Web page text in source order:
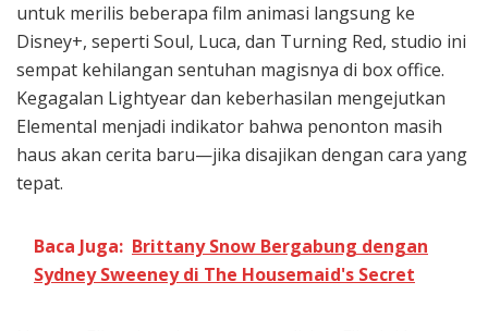
untuk merilis beberapa film animasi langsung ke
Disney+, seperti Soul, Luca, dan Turning Red, studio ini
sempat kehilangan sentuhan magisnya di box office.
Kegagalan Lightyear dan keberhasilan mengejutkan
Elemental menjadi indikator bahwa penonton masih
haus akan cerita baru—jika disajikan dengan cara yang
tepat.
Baca Juga: Brittany Snow Bergabung dengan
Sydney Sweeney di The Housemaid's Secret